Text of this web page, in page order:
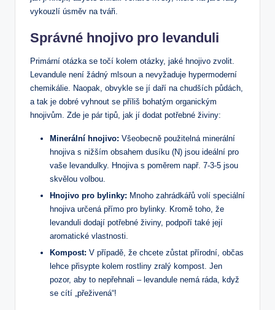
vykouzlí úsměv na tváři.
Správné hnojivo pro levanduli
Primární otázka se točí kolem otázky, jaké hnojivo zvolit.
Levandule není žádný mlsoun a nevyžaduje hypermoderní
chemikálie. Naopak, obvykle se jí daří na chudších půdách,
a tak je dobré vyhnout se příliš bohatým organickým
hnojivům. Zde je pár tipů, jak jí dodat potřebné živiny:
Minerální hnojivo: Všeobecně použitelná minerální
hnojiva s nižším obsahem dusíku (N) jsou ideální pro
vaše levandulky. Hnojiva s poměrem např. 7-3-5 jsou
skvělou volbou.
Hnojivo pro bylinky: Mnoho zahrádkářů volí speciální
hnojiva určená přímo pro bylinky. Kromě toho, že
levanduli dodají potřebné živiny, podpoří také její
aromatické vlastnosti.
Kompost: V případě, že chcete zůstat přírodní, občas
lehce přisypte kolem rostliny zralý kompost. Jen
pozor, aby to nepřehnali – levandule nemá ráda, když
se cítí „přeživená“!